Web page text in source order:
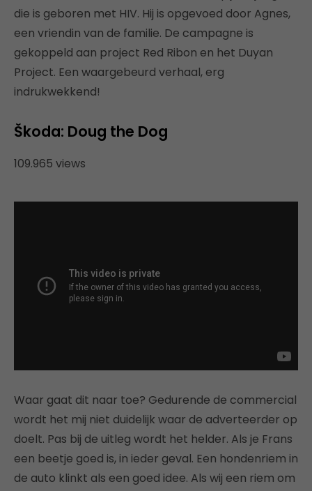
die is geboren met HIV. Hij is opgevoed door Agnes,
een vriendin van de familie. De campagne is
gekoppeld aan project Red Ribon en het Duyan
Project. Een waargebeurd verhaal, erg
indrukwekkend!
Škoda: Doug the Dog
109.965 views
Waar gaat dit naar toe? Gedurende de commercial
wordt het mij niet duidelijk waar de adverteerder op
doelt. Pas bij de uitleg wordt het helder. Als je Frans
een beetje goed is, in ieder geval. Een hondenriem in
de auto klinkt als een goed idee. Als wij een riem om